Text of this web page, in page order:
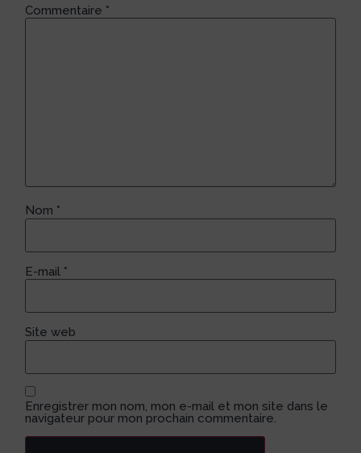
Commentaire *
Nom *
E-mail *
Site web
Enregistrer mon nom, mon e-mail et mon site dans le
navigateur pour mon prochain commentaire.